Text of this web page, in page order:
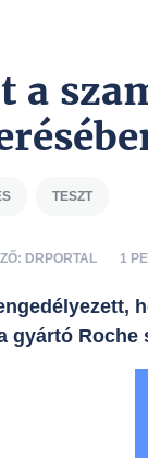
a
TESZT
SZERZŐ: DRPORTAL 1
gyártó Roche